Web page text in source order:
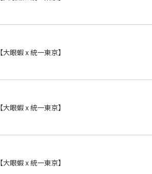
【大眼蝦 x 統一東京】
【大眼蝦 x 統一東京】
【大眼蝦 x 統一東京】